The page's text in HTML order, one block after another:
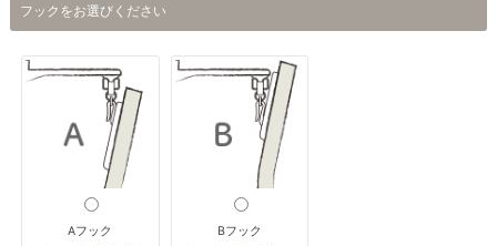
フックをお選びください
Aフック
Bフック